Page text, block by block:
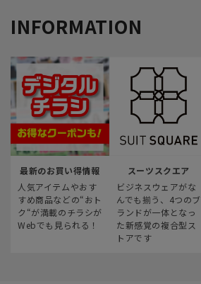
INFORMATION
最新のお買い得情報
人気アイテムやおす
すめ商品などの“おト
ク“が満載のチラシが
Webでも見られる！
スーツスクエア
ビジネスウェアがな
んでも揃う、4つのブ
ランドが一体となっ
た新感覚の複合型ス
トアです